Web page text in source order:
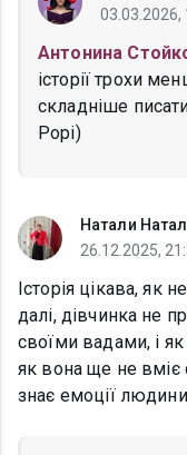
03.03.2026,
Антонина
історії трохи
складніше
Рорі)
Натали
26.12.2025,
Історія цікава, як
далі, дівчинка не
своїми вадами, і
як вона ще не вміє
знає емоції